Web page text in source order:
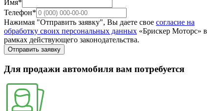
Имя*
Телефон*
Нажимая "Отправить заявку", Вы даете свое согласие на
обработку своих персональных данных «Брискер Моторс» в
рамках действующего законодательства.
Отправить заявку
Для продажи автомобиля вам потребуется